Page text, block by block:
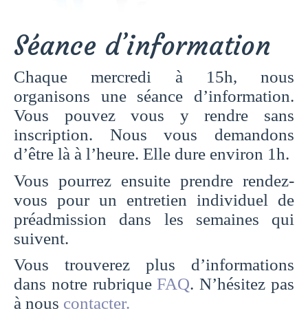
Séance d’information
Chaque mercredi à 15h, nous
organisons une séance d’information.
Vous pouvez vous y rendre sans
inscription. Nous vous demandons
d’être là à l’heure. Elle dure environ 1h.
Vous pourrez ensuite prendre rendez-
vous pour un entretien individuel de
préadmission dans les semaines qui
suivent.
Vous trouverez plus d’informations
dans notre rubriqueFAQ. N’hésitez pas
à nous contacter.